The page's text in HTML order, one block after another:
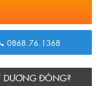
0868.76.1368
DƯƠNG ĐÔNG?